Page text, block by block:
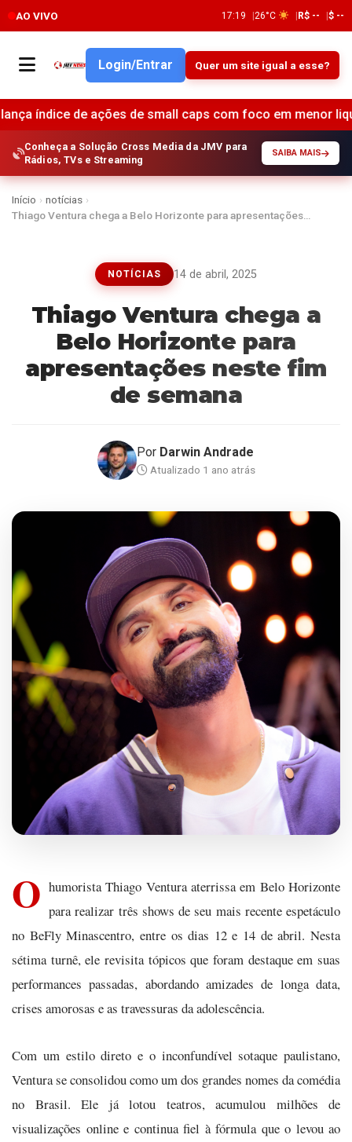
AO VIVO 17:19 26°C R$ -- $ --
Login/Entrar Quer um site igual a esse?
de small caps com foco em menor liquidez e maior
Conheça a Solução Cross Media da JMV para
Rádios, TVs e Streaming
SAIBA MAIS
Início › notícias ›
Thiago Ventura chega a Belo Horizonte para apresentações…
NOTÍCIAS 14 de abril, 2025
Thiago Ventura chega a
Belo Horizonte para
apresentações neste fim
de semana
Por Darwin Andrade
Atualizado 1 ano atrás
O humorista Thiago Ventura aterrissa em Belo Horizonte
para realizar três shows de seu mais recente espetáculo
no BeFly Minascentro, entre os dias 12 e 14 de abril. Nesta
sétima turnê, ele revisita tópicos que foram destaque em suas
performances passadas, abordando amizades de longa data,
crises amorosas e as travessuras da adolescência.
Com um estilo direto e o inconfundível sotaque paulistano,
Ventura se consolidou como um dos grandes nomes da comédia
no Brasil. Ele já lotou teatros, acumulou milhões de
visualizações online e continua fiel à fórmula que o levou ao